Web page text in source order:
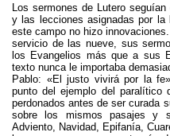
Los sermones de Lutero
y las lecciones asignadas por la
este campo no hizo
servicio de las nueve, sus
los Evangelios más que a sus
texto nunca le importaba
Pablo: «El justo vivirá por la
punto del ejemplo del paralítico
perdonados antes de ser curada
sobre los mismos pasajes y
Adviento, Navidad, Epifanía,